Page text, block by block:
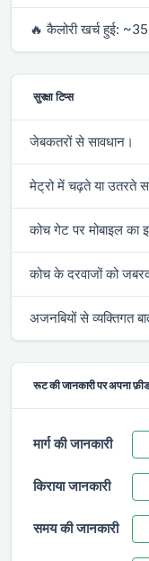
🔥 कैलोरी खर्च हुई:
सुरक्षा टिप्स
जेबकतरों से सावधान।
मेट्रो में चढ़ते या उतरते
कोच गेट पर मोबाइल का
कोच के दरवाजों को
अजनबियों से व्यक्तिगत
रूट की जानकारी पर अपना
मार्ग की जानकारी
किराया जानकारी
समय की जानकारी